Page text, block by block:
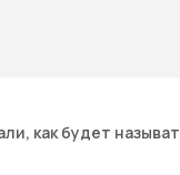
как будет